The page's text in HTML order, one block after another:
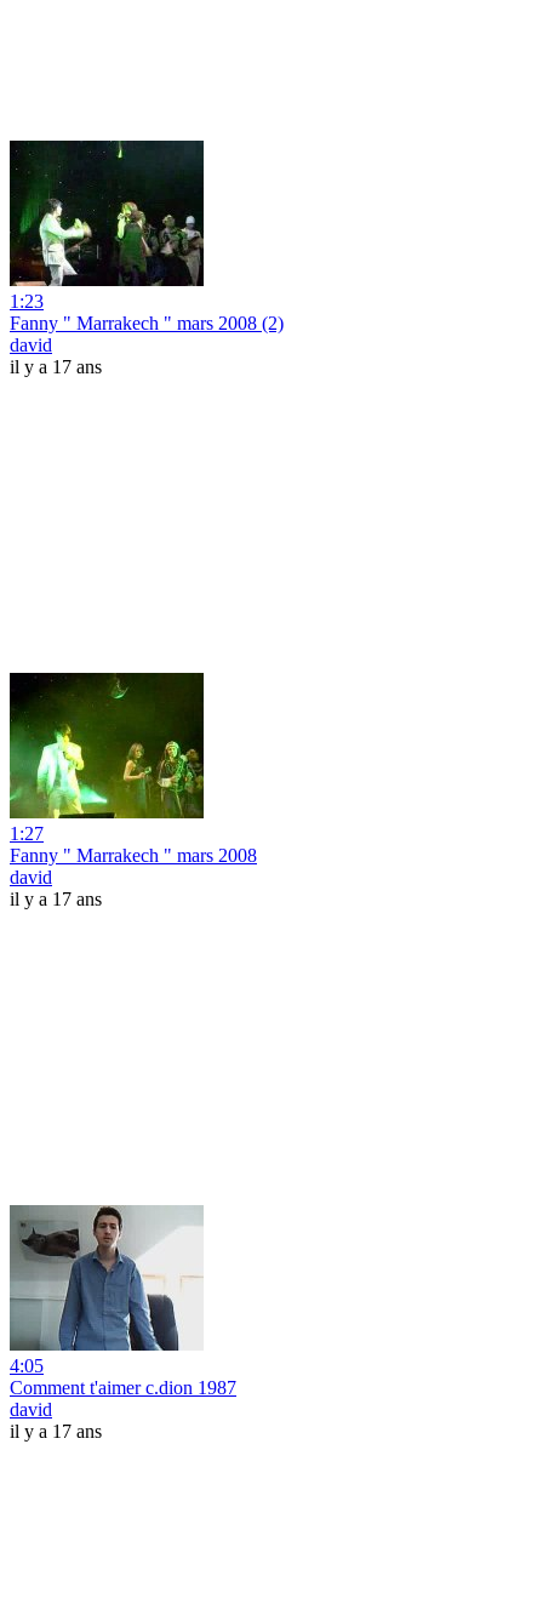
1:23
Fanny " Marrakech " mars 2008 (2)
david
il y a 17 ans
1:27
Fanny " Marrakech " mars 2008
david
il y a 17 ans
4:05
Comment t'aimer c.dion 1987
david
il y a 17 ans